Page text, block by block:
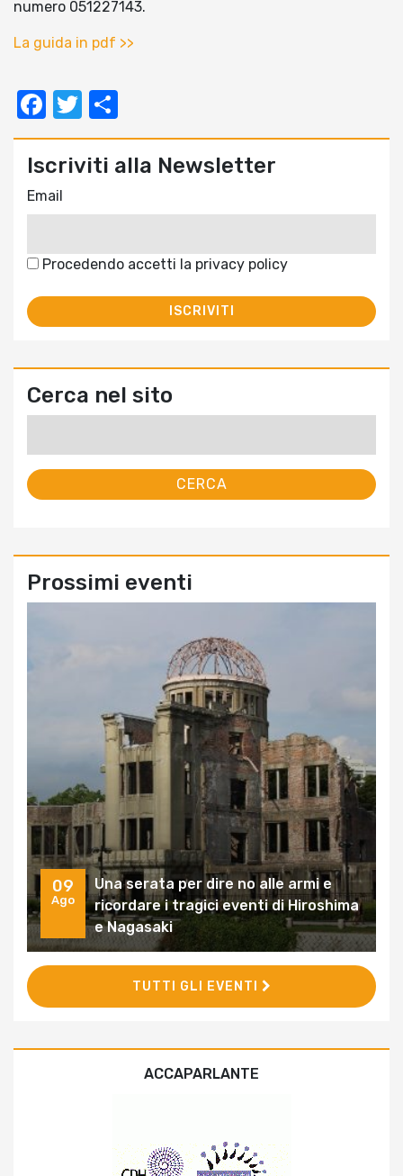
numero 051227143.
La guida in pdf >>
Facebook
Twitter
Iscriviti alla Newsletter
Email
Procedendo accetti la privacy policy
Cerca nel sito
Prossimi eventi
09
Ago
Una serata per dire no alle armi e
ricordare i tragici eventi di Hiroshima
e Nagasaki
TUTTI GLI EVENTI
ACCAPARLANTE